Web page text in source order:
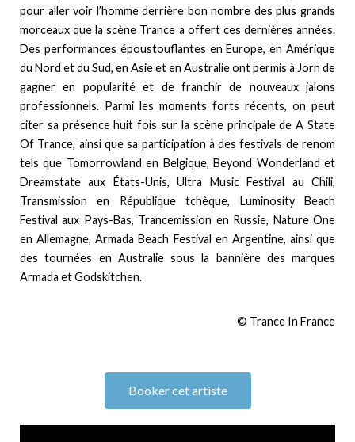
pour aller voir l’homme derrière bon nombre des plus grands
morceaux que la scène Trance a offert ces dernières années.
Des performances époustouflantes en Europe, en Amérique
du Nord et du Sud, en Asie et en Australie ont permis à Jorn de
gagner en popularité et de franchir de nouveaux jalons
professionnels. Parmi les moments forts récents, on peut
citer sa présence huit fois sur la scène principale de A State
Of Trance, ainsi que sa participation à des festivals de renom
tels que Tomorrowland en Belgique, Beyond Wonderland et
Dreamstate aux États-Unis, Ultra Music Festival au Chili,
Transmission en République tchèque, Luminosity Beach
Festival aux Pays-Bas, Trancemission en Russie, Nature One
en Allemagne, Armada Beach Festival en Argentine, ainsi que
des tournées en Australie sous la bannière des marques
Armada et Godskitchen.
© Trance In France
Booker cet artiste